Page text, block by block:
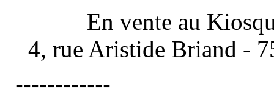
En vente au
4, rue Aristide Briand -
------------